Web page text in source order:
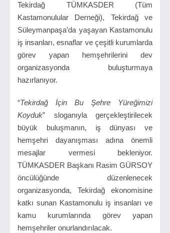
Tekirdağ TÜMKASDER (Tüm
Kastamonulular Derneği), Tekirdağ ve
Süleymanpaşa’da yaşayan Kastamonulu
iş insanları, esnaflar ve çeşitli kurumlarda
görev yapan hemşehrilerini dev
organizasyonda buluşturmaya
hazırlanıyor.
“Tekirdağ İçin Bu Şehre Yüreğimizi
Koyduk” sloganıyla gerçekleştirilecek
büyük buluşmanın, iş dünyası ve
hemşehri dayanışması adına önemli
mesajlar vermesi bekleniyor.
TÜMKASDER Başkanı Rasim GÜRSOY
öncülüğünde düzenlenecek
organizasyonda, Tekirdağ ekonomisine
katkı sunan Kastamonulu iş insanları ve
kamu kurumlarında görev yapan
hemşehriler onurlandırılacak.